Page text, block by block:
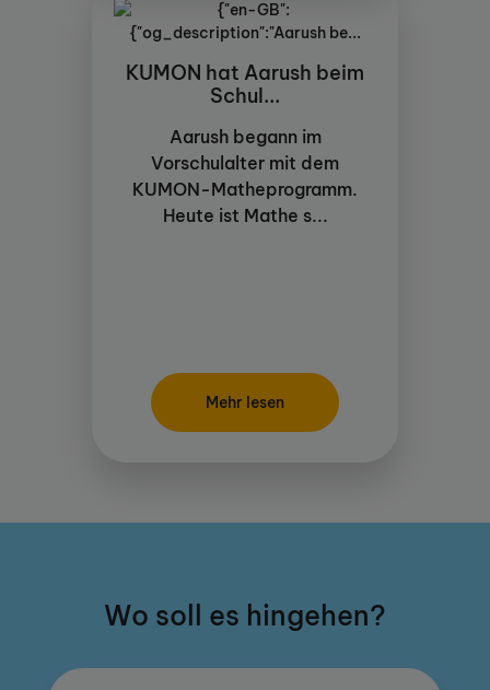
KUMON hat Aarush beim
Schul...
Aarush begann im
Vorschulalter mit dem
KUMON-Matheprogramm.
Heute ist Mathe s...
Mehr lesen
Wo soll es hingehen?